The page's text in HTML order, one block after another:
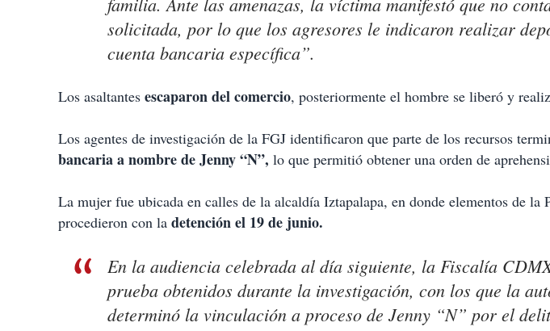
solicitada, por lo que los agresores le indicaron realizar
cuenta bancaria específica”.
Los asaltantes escaparon del comercio, posteriormente el hombre se liberó y
Los agentes de investigación de la FGJ identificaron que parte de los recursos
bancaria a nombre de Jenny “N”, lo que permitió obtener una orden de
La mujer fue ubicada en calles de la alcaldía Iztapalapa, en donde elementos de la
procedieron con la detención el 19 de junio.
En la audiencia celebrada al día siguiente, la Fiscalía
prueba obtenidos durante la investigación, con los que la
determinó la vinculación a proceso de Jenny “N” por el